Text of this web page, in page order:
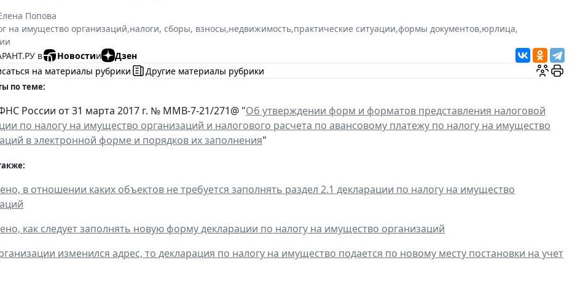
Попова
на имущество организаций,налоги, сборы, взносы,недвижимость,практические ситуации,формы документов,юрлица,
в
Новостии
Дзен
на материалы рубрики
Другие материалы рубрики
по теме:
России от 31 марта 2017 г. № ММВ-7-21/271@ "Об утверждении форм и форматов представления налоговой
по налогу на имущество организаций и налогового расчета по авансовому платежу по налогу на имущество
в электронной форме и порядков их заполнения"
в отношении каких объектов не требуется заполнять раздел 2.1 декларации по налогу на имущество
как следует заполнять новую форму декларации по налогу на имущество организаций
изменился адрес, то декларация по налогу на имущество подается по новому месту постановки на учет